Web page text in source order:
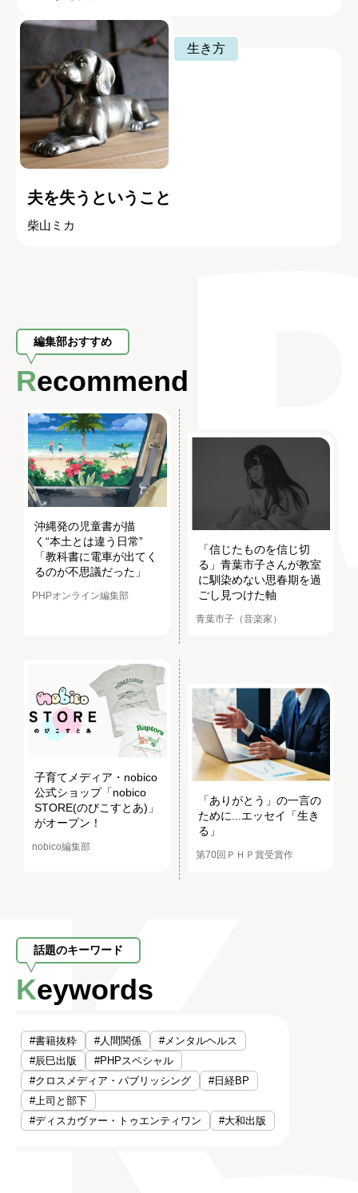
生き方
夫を失うということ
柴山ミカ
編集部おすすめ
Recommend
沖縄発の児童書が描
く“本土とは違う日常”
「教科書に電車が出てく
るのが不思議だった」
PHPオンライン編集部
「信じたものを信じ切
る」青葉市子さんが教室
に馴染めない思春期を過
ごし見つけた軸
青葉市子（音楽家）
子育てメディア・nobico
公式ショップ「nobico
STORE(のびこすとあ)」
がオープン！
nobico編集部
「ありがとう」の一言の
ために...エッセイ「生き
る」
第70回ＰＨＰ賞受賞作
話題のキーワード
Keywords
#書籍抜粋 #人間関係
#メンタルヘルス
#辰巳出版
#PHPスペシャル
#クロスメディア・パブリッシング
#日経BP
#上司と部下
#ディスカヴァー・トゥエンティワン
#大和出版